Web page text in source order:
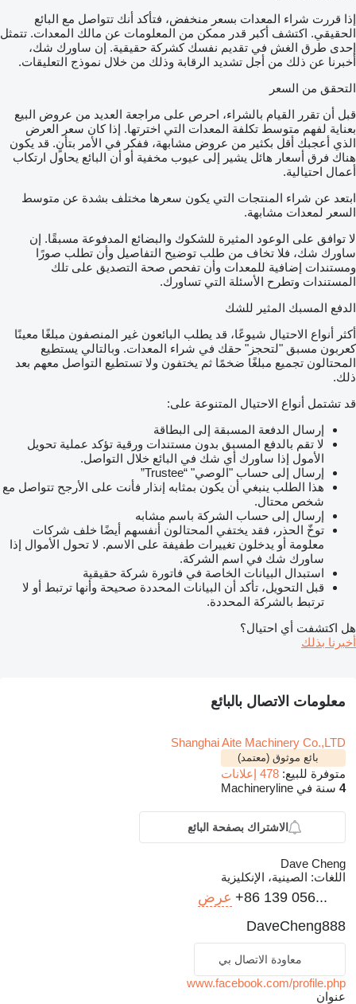
إذا قررت شراء المعدات بسعر منخفض، فتأكد أنك تتواصل مع البائع
الحقيقي. اكتشف أكبر قدر ممكن من المعلومات عن مالك المعدات. تتمثل
إحدى طرق الغش في تقديم نفسك كشركة حقيقية. إن ساورك شك،
أخبرنا عن ذلك من أجل تشديد الرقابة وذلك من خلال نموذج التعليقات.
التحقق من السعر
قبل أن تقرر القيام بالشراء، احرص على مراجعة العديد من عروض البيع
بعناية لفهم متوسط تكلفة المعدات التي اخترتها. إذا كان سعر العرض
الذي أعجبك أقل بكثير من عروض مشابهة، ففكر في الأمر بتأنٍ. قد يكون
هناك فرق أسعار هائل يشير إلى عيوب مخفية أو أن البائع يحاول ارتكاب
أعمال احتيالية.
ابتعد عن شراء المنتجات التي يكون سعرها مختلف بشدة عن متوسط
السعر لمعدات مشابهة.
لا توافق على الوعود المثيرة للشكوك والبضائع المدفوعة مسبقًا. إن
ساورك شك، فلا تخاف من طلب توضيح التفاصيل وأن تطلب صورًا
ومستندات إضافية للمعدات وأن تفحص صحة التصديق على تلك
المستندات وتطرح الأسئلة التي تساورك.
الدفع المسبك المثير للشك
أكثر أنواع الاحتيال شيوعًا، قد يطلب البائعون غير المنصفون مبلغًا معينًا
كعربون مسبق "لتحجز" حقك في شراء المعدات. وبالتالي يستطيع
المحتالون تجميع مبلغًا ضخمًا ثم يختفون ولا تستطيع التواصل معهم بعد
ذلك.
قد تشتمل أنواع الاحتيال المتنوعة على:
إرسال الدفعة المسبقة إلى البطاقة
لا تقم بالدفع المسبق بدون مستندات ورقية تؤكد عملية تحويل
الأمول إذا ساورك أي شك في البائع خلال التواصل.
إرسال إلى حساب "الوصي" “Trustee”
هذا الطلب ينبغي أن يكون بمثابه إنذار فأنت على الأرجح تتواصل مع
شخص محتال.
إرسال إلى حساب الشركة باسم مشابه
توخّ الحذر، فقد يختفي المحتالون أنفسهم أيضًا خلف شركات
معلومة أو يدخلون تغييرات طفيفة على الاسم. لا تحول الأموال إذا
ساورك شك في اسم الشركة.
استبدال البيانات الخاصة في فاتورة شركة حقيقية
قبل التحويل، تأكد أن البيانات المحددة صحيحة وأنها ترتبط أو لا
ترتبط بالشركة المحددة.
هل اكتشفت أي احتيال؟
أخبرنا بذلك
معلومات الاتصال بالبائع
Shanghai Aite Machinery Co.,LTD
بائع موثوق (معتمد)
متوفرة للبيع: 478 إعلانات
4 سنة في Machineryline
الاشتراك بصفحة البائع
Dave Cheng
اللغات: الصينية، الإنكليزية
+86 139 056... عرض
DaveCheng888
معاودة الاتصال بي
www.facebook.com/profile.php
عنوان